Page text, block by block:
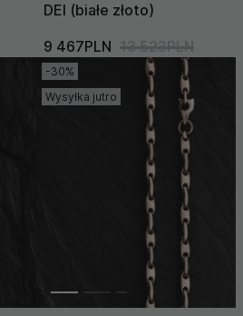
DEI (białe złoto)
9 467PLN 13 523PLN
-30%
Wysyłka jutro